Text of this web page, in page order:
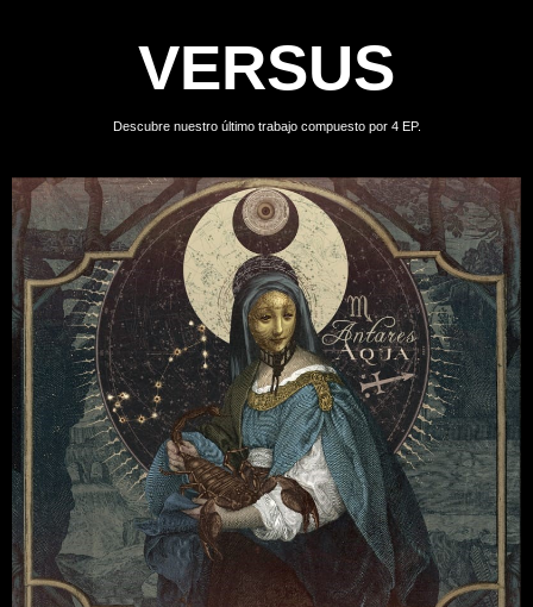
VERSUS
Descubre nuestro último trabajo compuesto por 4 EP.